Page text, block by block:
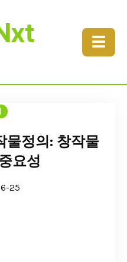
☰
물정의: 창작물
요성
25